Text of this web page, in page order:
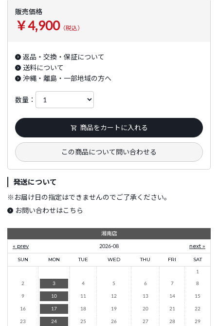
販売価格
￥4,900（税込）
返品・交換・保証について
送料について
沖縄・離島・一部地域の方へ
数量：
商品をカートに入れる
この商品について問い合わせる
発送について
※ お届け日の指定はできませんのでご了承ください。
お問い合わせはこちら
湘南店
« prev
2026-08 next »
SUN MON TUE WED THU FRI
SAT
1
2
3 4 5 6 7
8
9
10 11 12 13 14
15
16
17 18 19 20 21
22
23
24 25 26 27 28
29